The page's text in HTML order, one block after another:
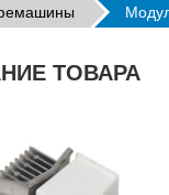
ТОВАРА